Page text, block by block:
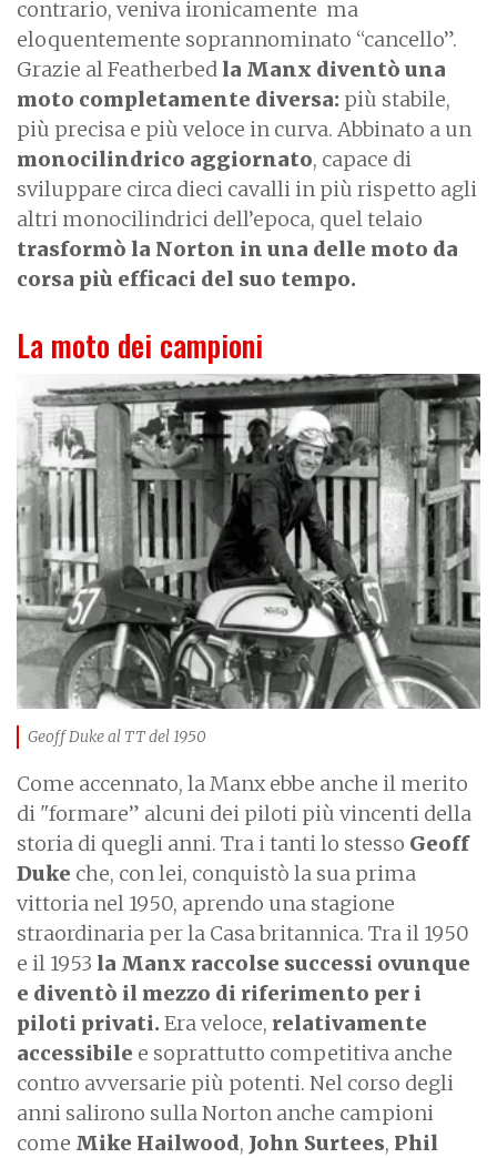
contrario, veniva ironicamente ma
eloquentemente soprannominato “cancello”.
Grazie al Featherbed la Manx diventò una
moto completamente diversa: più stabile,
più precisa e più veloce in curva. Abbinato a un
monocilindrico aggiornato, capace di
sviluppare circa dieci cavalli in più rispetto agli
altri monocilindrici dell’epoca, quel telaio
trasformò la Norton in una delle moto da
corsa più efficaci del suo tempo.
La moto dei campioni
m
g
e
Geoff Duke al TT del 1950
Come accennato, la Manx ebbe anche il merito
di "formare” alcuni dei piloti più vincenti della
storia di quegli anni. Tra i tanti lo stesso Geoff
Duke che, con lei, conquistò la sua prima
vittoria nel 1950, aprendo una stagione
straordinaria per la Casa britannica. Tra il 1950
e il 1953 la Manx raccolse successi ovunque
e diventò il mezzo di riferimento per i
piloti privati. Era veloce, relativamente
accessibile e soprattutto competitiva anche
contro avversarie più potenti. Nel corso degli
anni salirono sulla Norton anche campioni
come Mike Hailwood, John Surtees, Phil